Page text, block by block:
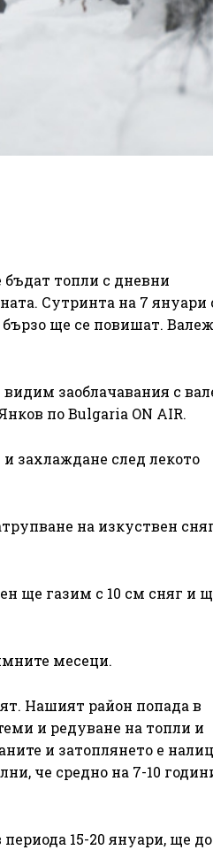
топли с дневни
Сутринта на 7 януари
бързо ще се повишат.
заоблачавания с
по Bulgаria ON AIR.
захлаждане след лекото
на изкуствен
ще газим с 10 см сняг и
месеци.
Нашият район попада в
и редуване на топли и
и затоплянето е
че средно на 7-10
15-20 януари, ще